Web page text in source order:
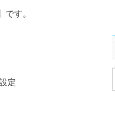
す。
定